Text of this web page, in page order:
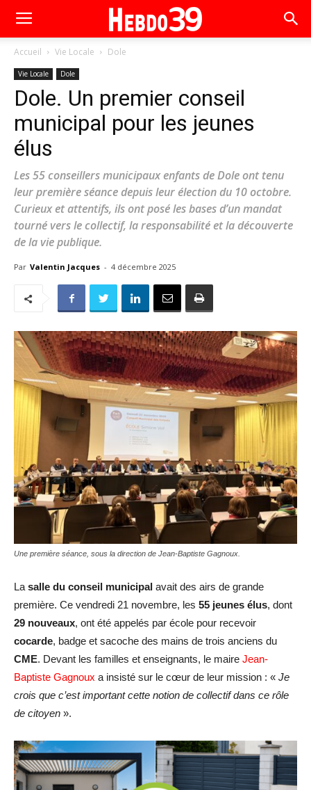
Accueil Vie Locale Dole
Vie Locale Dole
Dole. Un premier conseil
municipal pour les jeunes
élus
Les 55 conseillers municipaux enfants de Dole ont tenu
leur première séance depuis leur élection du 10 octobre.
Curieux et attentifs, ils ont posé les bases d’un mandat
tourné vers le collectif, la responsabilité et la découverte
de la vie publique.
Par Valentin Jacques - 4 décembre 2025
Une première séance, sous la direction de Jean-Baptiste Gagnoux.
La salle du conseil municipal avait des airs de grande
première. Ce vendredi 21 novembre, les 55 jeunes élus, dont
29 nouveaux, ont été appelés par école pour recevoir
cocarde, badge et sacoche des mains de trois anciens du
CME. Devant les familles et enseignants, le maire Jean-
Baptiste Gagnoux a insisté sur le cœur de leur mission : « Je
crois que c’est important cette notion de collectif dans ce rôle
de citoyen ».